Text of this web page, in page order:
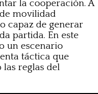
la cooperación. A
movilidad
capaz de generar
partida. En este
un escenario
táctica que
reglas del